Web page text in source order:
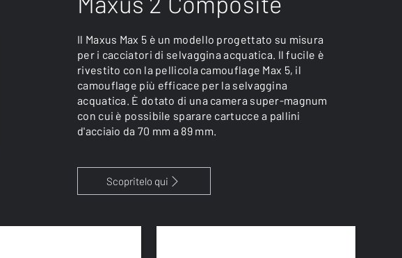
Il Maxus Max 5 è un modello progettato su misura
per i cacciatori di selvaggina acquatica. Il fucile è
rivestito con la pellicola camouflage Max 5, il
camouflage più efficace per la selvaggina
acquatica. È dotato di una camera super-magnum
con cui è possibile sparare cartucce a pallini
d'acciaio da 70 mm a 89 mm.
Scopritelo qui